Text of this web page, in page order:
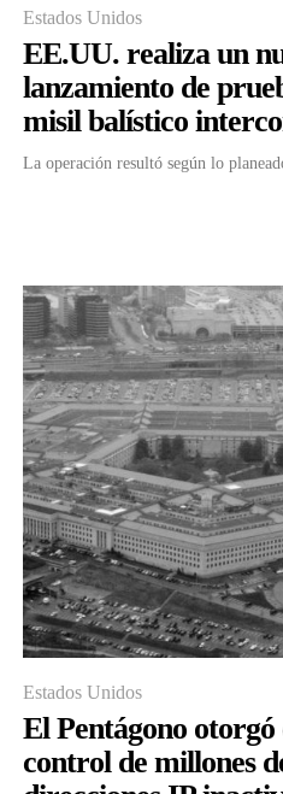
Estados Unidos
EE.UU. realiza un
lanzamiento de
misil balístico
La operación resultó según lo
Estados Unidos
El Pentágono otorgó
control de millones